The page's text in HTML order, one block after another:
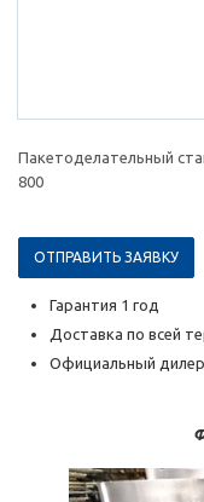
Пакетоделательный
800
ОТПРАВИТЬ ЗАЯВКУ
Гарантия 1 год
Доставка по всей
Официальный